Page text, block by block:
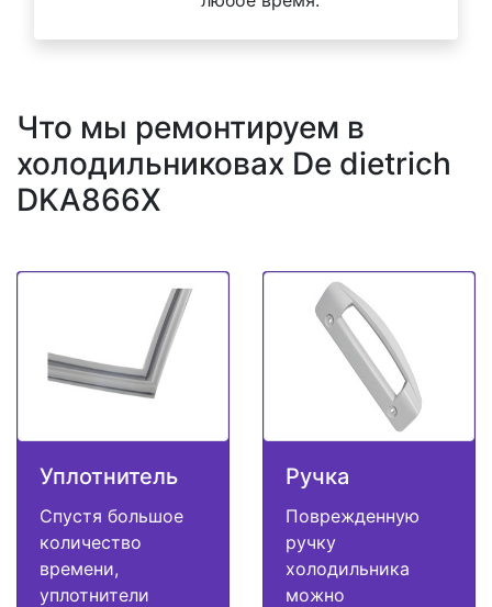
Что мы ремонтируем в
холодильниковах De dietrich
DKA866X
Уплотнитель
Спустя большое
количество
времени,
уплотнители
Ручка
Поврежденную
ручку
холодильника
можно